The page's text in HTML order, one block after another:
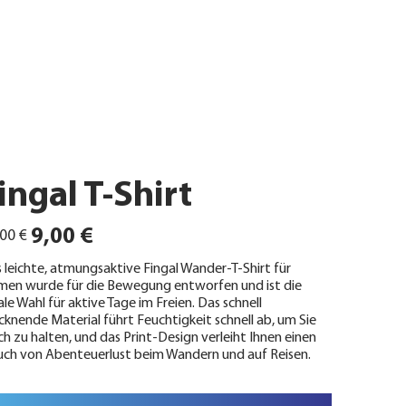
T-Shirt
€ Angebotspreis
9,00 €
leichte, atmungsaktive Fingal Wander-T-Shirt für
wurde für die Bewegung entworfen und ist die
Wahl für aktive Tage im Freien. Das schnell
Material führt Feuchtigkeit schnell ab, um Sie
zu halten, und das Print-Design verleiht Ihnen einen
von Abenteuerlust beim Wandern und auf Reisen.